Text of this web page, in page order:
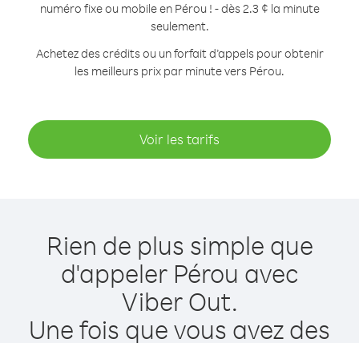
numéro fixe ou mobile en Pérou ! - dès 2.3 ¢ la minute
seulement.
Achetez des crédits ou un forfait d’appels pour obtenir
les meilleurs prix par minute vers Pérou.
Voir les tarifs
Rien de plus simple que
d'appeler Pérou avec
Viber Out.
Une fois que vous avez des